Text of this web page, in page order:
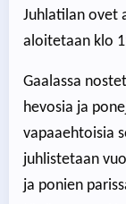
Juhlatilan ovet
aloitetaan klo
Gaalassa
hevosia ja
vapaaehtoisia
juhlistetaan
ja ponien